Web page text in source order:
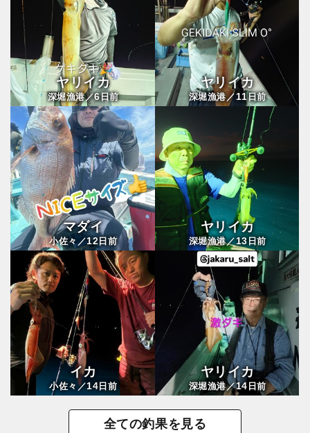
ヤリイカ
深堀漁港／6日前
ヤリイカ
深堀漁港／ 11日前
マダイ
小佐々／12 日前
ヤリイカ
深堀漁港／ 13 日前
イカ
小佐々／14日前
ヤリイカ
深堀漁港／14 日前
全ての釣果を見る